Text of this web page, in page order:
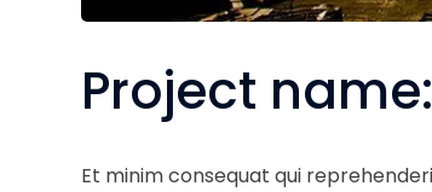
Project name:
Et minim consequat qui